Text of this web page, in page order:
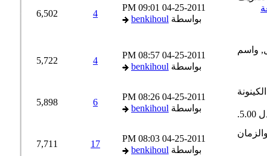
04-25-2011
09:01 PM
بواسطةbenkihoul
6,502
04-25-2011
08:57 PM
بواسطةbenkihoul
5,722
04-25-2011
08:26 PM
بواسطةbenkihoul
5,898
04-25-2011
08:03 PM
بواسطةbenkihoul
17
7,711